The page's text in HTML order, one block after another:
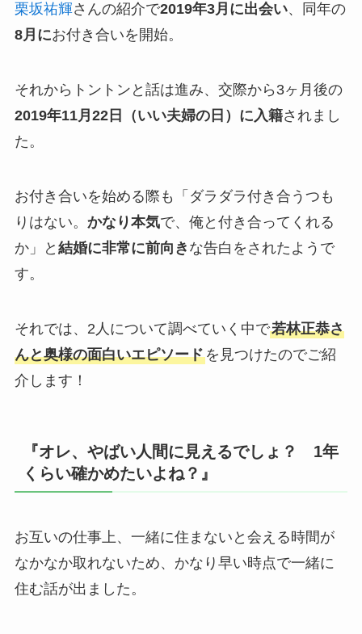
栗坂祐輝さんの紹介で2019年3月に出会い、同年の
8月にお付き合いを開始。
それからトントンと話は進み、交際から3ヶ月後の
2019年11月22日（いい夫婦の日）に入籍されまし
た。
お付き合いを始める際も「ダラダラ付き合うつも
りはない。 かなり本気で、俺と付き合ってくれる
か」と 結婚に非常に前向き な告白をされたようで
す。
それでは、2人について調べていく中で若林正恭さ
んと奥様の面白いエピソードを見つけたのでご紹
介します！
『オレ、やばい人間に見えるでしょ？ 1年
くらい確かめたいよね？』
お互いの仕事上、一緒に住まないと会える時間が
なかなか取れないため、かなり早い時点で一緒に
住む話が出ました。